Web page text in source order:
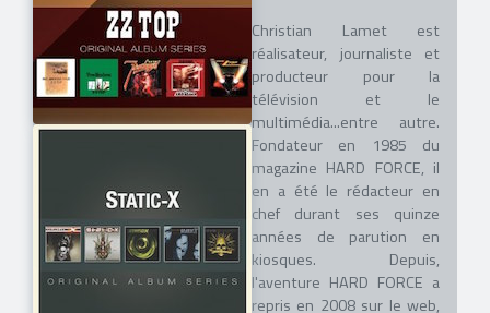
Christian Lamet est
réalisateur, journaliste et
producteur pour la
télévision et le
multimédia...entre autre.
Fondateur en 1985 du
magazine HARD FORCE, il
en a été le rédacteur en
chef durant ses quinze
années de parution en
kiosques. Depuis,
l'aventure HARD FORCE a
repris en 2008 sur le web,